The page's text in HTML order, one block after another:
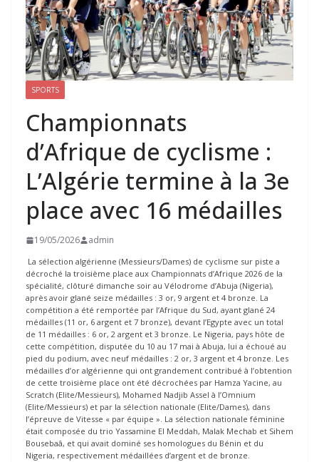
SPORTS
Championnats
d’Afrique de cyclisme :
L’Algérie termine à la 3e
place avec 16 médailles
19/05/2026 admin
La sélection algérienne (Messieurs/Dames) de cyclisme sur piste a
décroché la troisième place aux Championnats d’Afrique 2026 de la
spécialité, clôturé dimanche soir au Vélodrome d’Abuja (Nigeria),
après avoir glané seize médailles : 3 or, 9 argent et 4 bronze. La
compétition a été remportée par l’Afrique du Sud, ayant glané 24
médailles (11 or, 6 argent et 7 bronze), devant l’Egypte avec un total
de 11 médailles : 6 or, 2 argent et 3 bronze. Le Nigeria, pays hôte de
cette compétition, disputée du 10 au 17 mai à Abuja, lui a échoué au
pied du podium, avec neuf médailles : 2 or, 3 argent et 4 bronze. Les
médailles d’or algérienne qui ont grandement contribué à l’obtention
de cette troisième place ont été décrochées par Hamza Yacine, au
Scratch (Elite/Messieurs), Mohamed Nadjib Assel à l’Omnium
(Elite/Messieurs) et par la sélection nationale (Elite/Dames), dans
l’épreuve de Vitesse « par équipe ». La sélection nationale féminine
était composée du trio Yassamine El Meddah, Malak Mechab et Sihem
Bousebaâ, et qui avait dominé ses homologues du Bénin et du
Nigeria, respectivement médaillées d’argent et de bronze.